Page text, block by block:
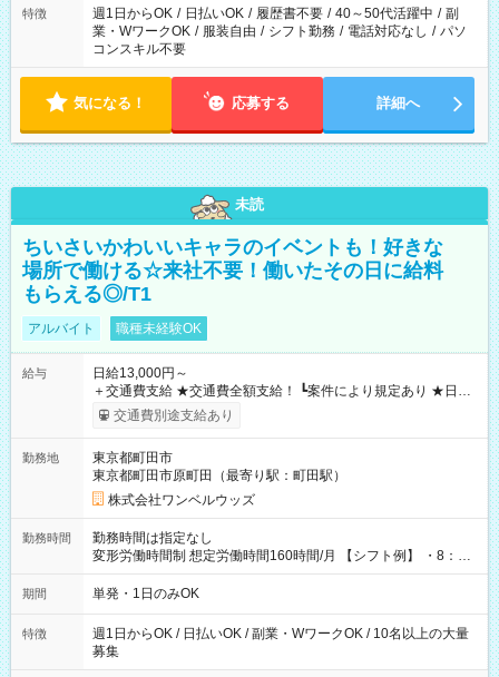
特徴 週1日からOK / 日払いOK / 履歴書不要 / 40～50代活躍中 / 副
業・WワークOK / 服装自由 / シフト勤務 / 電話対応なし / パソ
コンスキル不要
気になる！ 応募する 詳細へ
未読
ちいさいかわいいキャラのイベントも！好きな
場所で働ける☆来社不要！働いたその日に給料
もらえる◎/T1
アルバイト 職種未経験OK
給与
日給13,000円～
＋交通費支給 ★交通費全額支給！ ┗案件により規定あり ★日払
いOK！（規定あり） ┗働いたその日に現金GET♪ お仕事後はコ
ンビニATMから 日払い分を引き落とせます！ 【試用期間】試
交通費別途支給あり
勤務地
東京都町田市
東京都町田市原町田（最寄り駅：町田駅）
株式会社ワンベルウッズ
勤務時間
勤務時間は指定なし
変形労働時間制 想定労働時間160時間/月 【シフト例】 ・8：00
～21：00
期間 単発・1日のみOK
特徴
週1日からOK / 日払いOK / 副業・WワークOK / 10名以上の大量
募集